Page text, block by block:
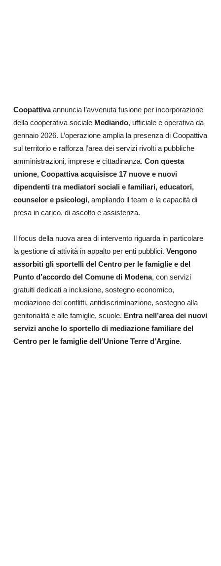
Coopattivaannuncia l’avvenuta fusione per incorporazione
della cooperativa sociale Mediando, ufficiale e operativa da
gennaio 2026. L’operazione amplia la presenza di Coopattiva
sul territorio e rafforza l’area dei servizi rivolti a pubbliche
amministrazioni, imprese e cittadinanza. Con questa
unione, Coopattiva acquisisce 17 nuove e nuovi
dipendenti tra mediatori sociali e familiari, educatori,
counselor e psicologi, ampliando il team e la capacità di
presa in carico, di ascolto e assistenza.
Il focus della nuova area di intervento riguarda in particolare
la gestione di attività in appalto per enti pubblici. Vengono
assorbiti gli sportelli del Centro per le famiglie e del
Punto d’accordo del Comune di Modena, con servizi
gratuiti dedicati a inclusione, sostegno economico,
mediazione dei conflitti, antidiscriminazione, sostegno alla
genitorialità e alle famiglie, scuole. Entra nell’area dei nuovi
servizi anche lo sportello di mediazione familiare del
Centro per le famiglie dell’Unione Terre d’Argine.